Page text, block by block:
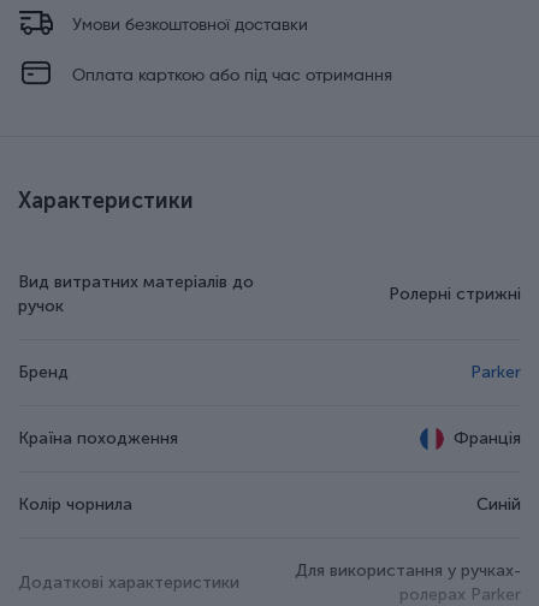
Умови безкоштовної доставки
Оплата карткою або під час отримання
Характеристики
Вид витратних матеріалів до
ручок
Ролерні стрижні
Бренд Parker
Країна походження Франція
Колір чорнила Синій
Додаткові характеристики
Для використання у ручках-
ролерах Parker